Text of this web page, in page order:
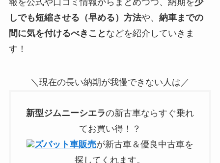
報を公式や口コミ情報からまとめつつ、納期を少
しでも短縮させる（早める）方法や、 納車までの
間に気を付けるべきこと などを紹介していきま
す！
＼現在の長い納期が我慢できない人は／
新型ジムニーシエラの新古車ならすぐ乗れ
てお買い得！？
ズバット車販売が新古車＆優良中古車を
探してくれます。